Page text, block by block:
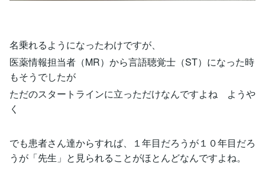
名乗れるようになったわけですが、
医薬情報担当者（MR）から言語聴覚士（ST）になった時
もそうでしたが
ただのスタートラインに立っただけなんですよね ようや
く
でも患者さん達からすれば、１年目だろうが１０年目だろ
うが「先生」と見られることがほとんどなんですよね。